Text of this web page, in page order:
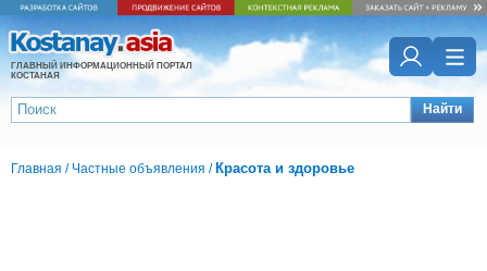
ГЛАВНЫЙ ИНФОРМАЦИОННЫЙ ПОРТАЛ
КОСТАНАЯ
Найти
Главная / Частные объявления / Красота и здоровье